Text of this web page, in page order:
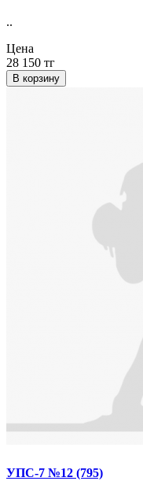
..
Цена
28 150 тг
В корзину
УПС-7 №12 (795)